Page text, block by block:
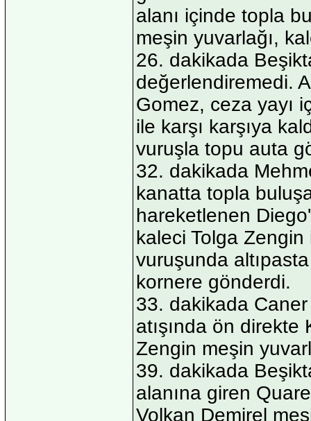
alanı içinde topla
meşin yuvarlağı,
26. dakikada
değerlendiremedi.
Gomez, ceza yayı
ile karşı karşıya
vuruşla topu auta
32. dakikada
kanatta topla
hareketlenen
kaleci Tolga Zengin
vuruşunda
kornere gönderdi.
33. dakikada
atışında ön
Zengin meşin
39. dakikada
alanına giren
Volkan Demirel